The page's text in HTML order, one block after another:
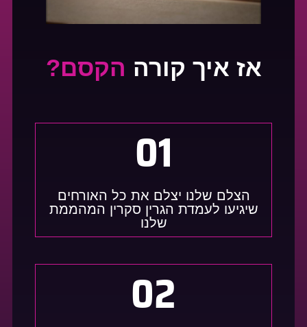
אז איך קורה הקסם?
01
הצלם שלנו יצלם את כל האורחים
שיגיעו לעמדת הגרין סקרין המהממת
שלנו
02